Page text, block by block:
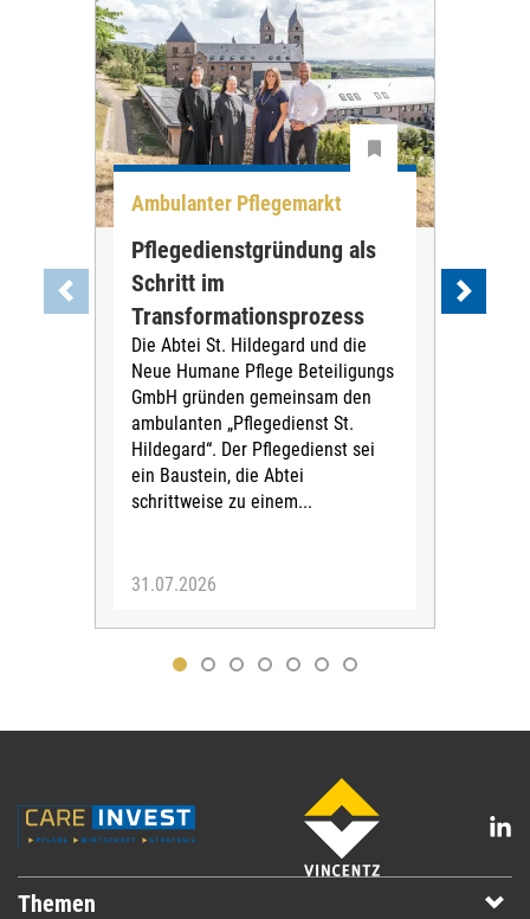
Ambulanter Pflegemarkt
Pflegedienstgründung als
Schritt im
Transformationsprozess
Die Abtei St. Hildegard und die
Neue Humane Pflege Beteiligungs
GmbH gründen gemeinsam den
ambulanten „Pflegedienst St.
Hildegard“. Der Pflegedienst sei
ein Baustein, die Abtei
schrittweise zu einem...
31.07.2026
Themen